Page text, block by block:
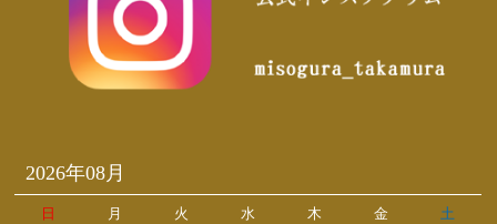
2026年08月
日 月 火 水 木 金 土